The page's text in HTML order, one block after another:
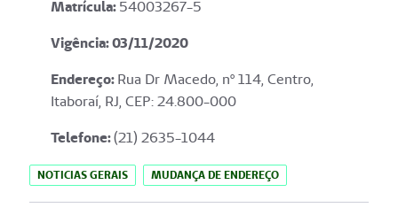
Matrícula:54003267-5
Vigência: 03/11/2020
Endereço:Rua Dr Macedo, nº 114, Centro,
Itaboraí, RJ, CEP: 24.800-000
Telefone:(21) 2635-1044
NOTICIAS GERAIS MUDANÇA DE ENDEREÇO